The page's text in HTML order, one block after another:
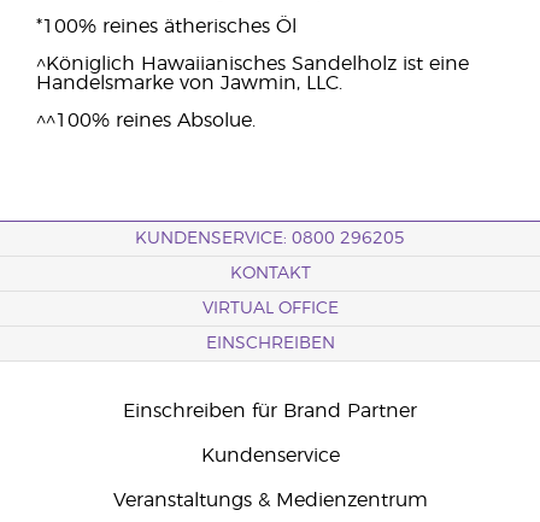
*100% reines ätherisches Öl
^Königlich Hawaiianisches Sandelholz ist eine
Handelsmarke von Jawmin, LLC.
^^100% reines Absolue.
KUNDENSERVICE: 0800 296205
KONTAKT
VIRTUAL OFFICE
EINSCHREIBEN
Einschreiben für Brand Partner
Kundenservice
Veranstaltungs & Medienzentrum